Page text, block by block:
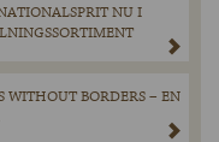
NU I
WITHOUT BORDERS – EN